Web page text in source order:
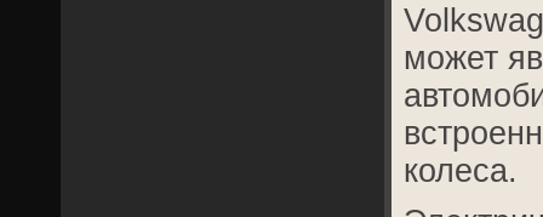
может
колеса.